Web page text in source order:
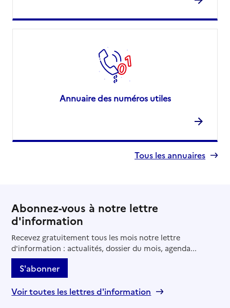
Annuaire des numéros utiles
Tous les annuaires
Abonnez-vous à notre lettre
d'information
Recevez gratuitement tous les mois notre lettre
d'information : actualités, dossier du mois, agenda...
S'abonner
Voir toutes les lettres d'information